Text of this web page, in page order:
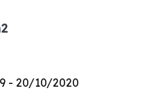
- 20/10/2020